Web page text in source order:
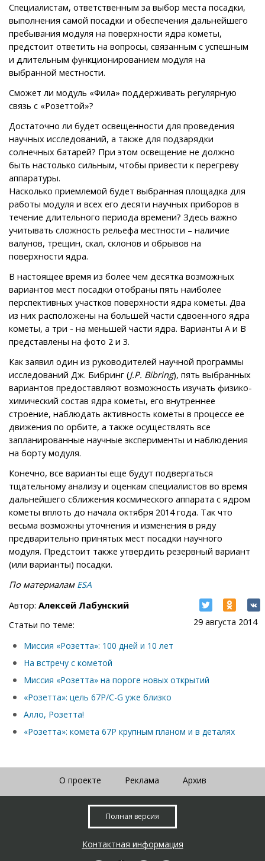
Специалистам, ответственным за выбор места посадки,
выполнения самой посадки и обеспечения дальнейшего
пребывания модуля на поверхности ядра кометы,
предстоит ответить на вопросы, связанным с успешным
и длительным функционированием модуля на
выбранной местности.
Сможет ли модуль «Фила» поддерживать регулярную
связь с «Розеттой»?
Достаточно ли будет освещенности для проведения
научных исследований, а также для подзарядки
солнечных батарей? При этом освещение не должно
быть настолько сильным, чтобы привести к перегреву
аппаратуры.
Насколько приемлемой будет выбранная площадка для
работы модуля и всех его десяти научных приборов в
течение длительного периода времени? Здесь важно
учитывать сложность рельефа местности – наличие
валунов, трещин, скал, склонов и обрывов на
поверхности ядра.
В настоящее время из более чем десятка возможных
вариантов мест посадки отобраны пять наиболее
перспективных участков поверхности ядра кометы. Два
из них расположены на большей части сдвоенного ядра
кометы, а три - на меньшей части ядра. Варианты А и В
представлены на фото 2 и 3.
Как заявил один из руководителей научной программы
исследований Дж. Бибринг (J.P. Bibring), пять выбранных
вариантов предоставляют возможность изучать физико-
химический состав ядра кометы, его внутреннее
строение, наблюдать активность кометы в процессе ее
движения по орбите, а также осуществлять все
запланированные научные эксперименты и наблюдения
на борту модуля.
Конечно, все варианты еще будут подвергаться
тщательному анализу и оценкам специалистов во время
дальнейшего сближения космического аппарата с ядром
кометы вплоть до начала октября 2014 года. Так что
весьма возможны уточнения и изменения в ряду
предварительно принятых мест посадки научного
модуля. Предстоит также утвердить резервный вариант
(или варианты) посадки.
По материалам ESA
29 августа 2014
Автор: Алексей Лабунский
Статьи по теме:
Миссия «Розетта»: 100 дней и 10 лет
На встречу с кометой
Миссия «Розетта» на пороге новых открытий
«Розетта»: цель 67P/C-G уже близко
Алло, Розетта!
«Розетта»: комета 67P крупным планом и в деталях
О проекте Реклама Архив
Полная версия
Контактная информация